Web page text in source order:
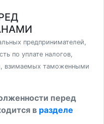
предпринимателей,
по уплате налогов,
взимаемых таможенными
перед
в разделе